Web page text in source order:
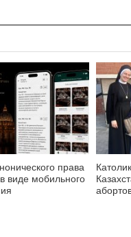
права
виде мобильного